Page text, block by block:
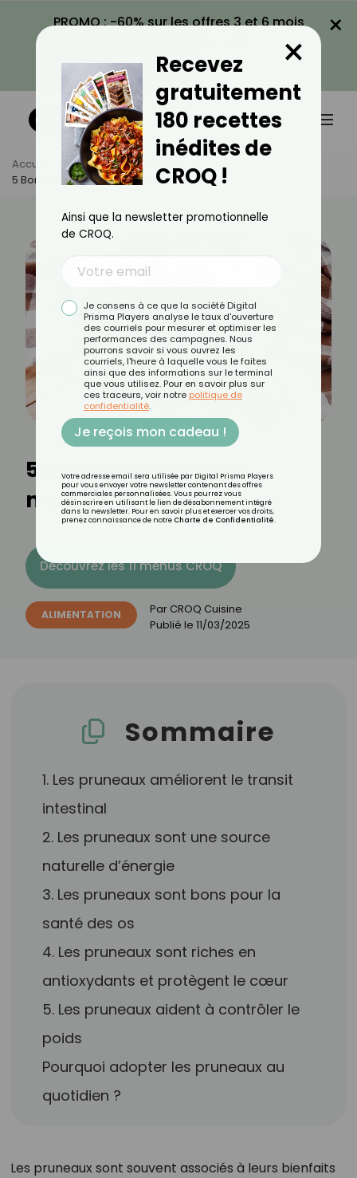
PROMO : -60% sur les offres 3 et 6 mois
VOIR LA PROMO
×
Accueil Actus
Alimentation
5 Bonnes Raisons De Manger Des Pruneaux
5 bonnes raisons de
manger des pruneaux
Découvrez les 11 menus CROQ
ALIMENTATION Par CROQ Cuisine
Publié le 11/03/2025
Sommaire
1. Les pruneaux améliorent le transit
intestinal
2. Les pruneaux sont une source
naturelle d’énergie
3. Les pruneaux sont bons pour la
santé des os
4. Les pruneaux sont riches en
antioxydants et protègent le cœur
5. Les pruneaux aident à contrôler le
poids
Pourquoi adopter les pruneaux au
quotidien ?
Les pruneaux sont souvent associés à leurs bienfaits
Recevez
gratuitement
180 recettes
inédites de
CROQ !
×
Ainsi que la newsletter promotionnelle
de CROQ.
Je consens à ce que la société Digital
Prisma Players analyse le taux d'ouverture
des courriels pour mesurer et optimiser les
performances des campagnes. Nous
pourrons savoir si vous ouvrez les
courriels, l'heure à laquelle vous le faites
ainsi que des informations sur le terminal
que vous utilisez. Pour en savoir plus sur
ces traceurs, voir notre politique de
confidentialité.
Je reçois mon cadeau !
Votre adresse email sera utilisée par Digital Prisma Players
pour vous envoyer votre newsletter contenant des offres
commerciales personnalisées. Vous pourrez vous
désinscrire en utilisant le lien de désabonnement intégré
dans la newsletter. Pour en savoir plus et exercer vos droits,
prenez connaissance de notre Charte de Confidentialité.